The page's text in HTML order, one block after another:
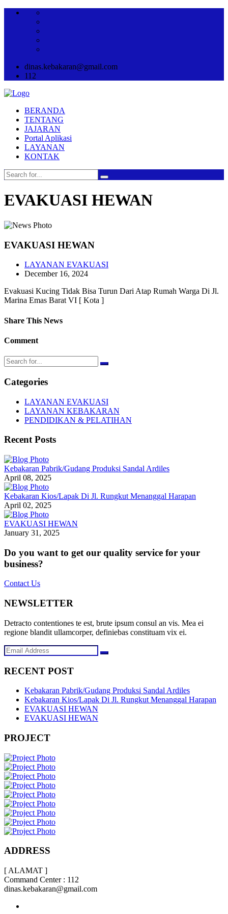
dinas.kebakaran@gmail.com
112
BERANDA
TENTANG
JAJARAN
Portal Aplikasi
LAYANAN
KONTAK
EVAKUASI HEWAN
EVAKUASI HEWAN
LAYANAN EVAKUASI
December 16, 2024
Evakuasi Kucing Tidak Bisa Turun Dari Atap Rumah Warga Di Jl.
Marina Emas Barat VI [ Kota ]
Share This News
Comment
Categories
LAYANAN EVAKUASI
LAYANAN KEBAKARAN
PENDIDIKAN & PELATIHAN
Recent Posts
Kebakaran Pabrik/Gudang Produksi Sandal Ardiles
April 08, 2025
Kebakaran Kios/Lapak Di Jl. Rungkut Menanggal Harapan
April 02, 2025
EVAKUASI HEWAN
January 31, 2025
Do you want to get our quality service for your
business?
Contact Us
NEWSLETTER
Detracto contentiones te est, brute ipsum consul an vis. Mea ei
regione blandit ullamcorper, definiebas constituam vix ei.
RECENT POST
Kebakaran Pabrik/Gudang Produksi Sandal Ardiles
Kebakaran Kios/Lapak Di Jl. Rungkut Menanggal Harapan
EVAKUASI HEWAN
EVAKUASI HEWAN
PROJECT
ADDRESS
[ ALAMAT ]
Command Center : 112
dinas.kebakaran@gmail.com